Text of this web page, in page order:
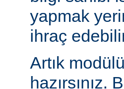
yapmak
ihraç
Artık
hazırsınız.